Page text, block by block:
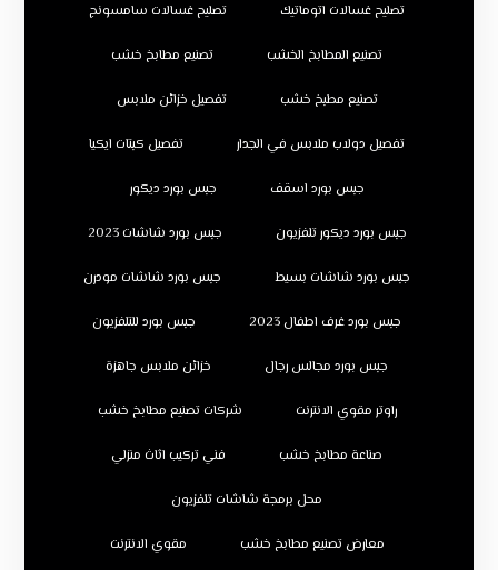
تصليح غسالات اتوماتيك تصليح غسالات سامسونج
تصنيع المطابخ الخشب تصنيع مطابخ خشب
تصنيع مطبخ خشب تفصيل خزائن ملابس
تفصيل دولاب ملابس في الجدار تفصيل كبتات ايكيا
جبس بورد اسقف جبس بورد ديكور
جبس بورد ديكور تلفزيون جبس بورد شاشات 2023
جبس بورد شاشات بسيط جبس بورد شاشات مودرن
جبس بورد غرف اطفال 2023 جبس بورد للتلفزيون
جبس بورد مجالس رجال خزائن ملابس جاهزة
راوتر مقوي الانترنت شركات تصنيع مطابخ خشب
صناعة مطابخ خشب فني تركيب اثاث منزلي
محل برمجة شاشات تلفزيون
معارض تصنيع مطابخ خشب مقوي الانترنت